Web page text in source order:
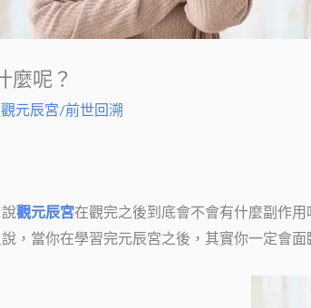
麼呢？
觀元辰宮/前世回溯
觀元辰宮在觀完之後到底會不會有什麼副作
，當你在學習完元辰宮之後，其實你一定會面